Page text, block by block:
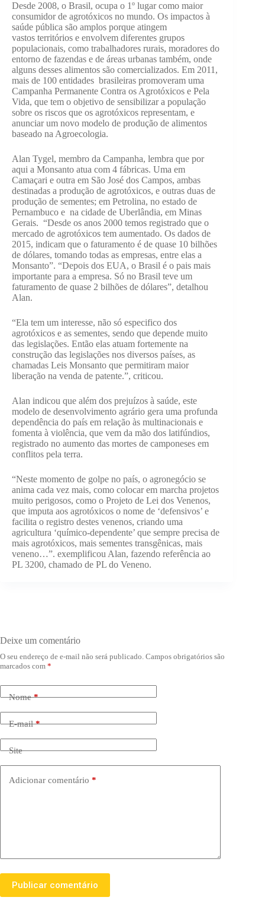
Desde 2008, o Brasil, ocupa o 1º lugar como maior
consumidor de agrotóxicos no mundo. Os impactos à
saúde pública são amplos porque atingem
vastos territórios e envolvem diferentes grupos
populacionais, como trabalhadores rurais, moradores do
entorno de fazendas e de áreas urbanas também, onde
alguns desses alimentos são comercializados. Em 2011,
mais de 100 entidades brasileiras promoveram uma
Campanha Permanente Contra os Agrotóxicos e Pela
Vida, que tem o objetivo de sensibilizar a população
sobre os riscos que os agrotóxicos representam, e
anunciar um novo modelo de produção de alimentos
baseado na Agroecologia.
Alan Tygel, membro da Campanha, lembra que por
aqui a Monsanto atua com 4 fábricas. Uma em
Camaçari e outra em São José dos Campos, ambas
destinadas a produção de agrotóxicos, e outras duas de
produção de sementes; em Petrolina, no estado de
Pernambuco e na cidade de Uberlândia, em Minas
Gerais. “Desde os anos 2000 temos registrado que o
mercado de agrotóxicos tem aumentado. Os dados de
2015, indicam que o faturamento é de quase 10 bilhões
de dólares, tomando todas as empresas, entre elas a
Monsanto”. “Depois dos EUA, o Brasil é o pais mais
importante para a empresa. Só no Brasil teve um
faturamento de quase 2 bilhões de dólares”, detalhou
Alan.
“Ela tem um interesse, não só especifico dos
agrotóxicos e as sementes, sendo que depende muito
das legislações. Então elas atuam fortemente na
construção das legislações nos diversos países, as
chamadas Leis Monsanto que permitiram maior
liberação na venda de patente.”, criticou.
Alan indicou que além dos prejuízos à saúde, este
modelo de desenvolvimento agrário gera uma profunda
dependência do país em relação às multinacionais e
fomenta à violência, que vem da mão dos latifúndios,
registrado no aumento das mortes de camponeses em
conflitos pela terra.
“Neste momento de golpe no país, o agronegócio se
anima cada vez mais, como colocar em marcha projetos
muito perigosos, como o Projeto de Lei dos Venenos,
que imputa aos agrotóxicos o nome de ‘defensivos’ e
facilita o registro destes venenos, criando uma
agricultura ‘químico-dependente’ que sempre precisa de
mais agrotóxicos, mais sementes transgênicas, mais
veneno…”. exemplificou Alan, fazendo referência ao
PL 3200, chamado de PL do Veneno.
Deixe um comentário
O seu endereço de e-mail não será publicado. Campos obrigatórios são
marcados com *
Nome*
E-mail*
Site
Adicionar comentário *
Publicar comentário